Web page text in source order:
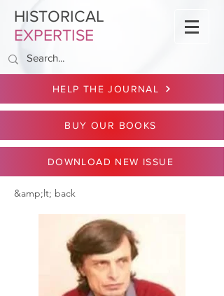
HISTORICAL
EXPERTISE
HELP THE JOURNAL
BUY OUR BOOKS
DOWNLOAD NEW ISSUE
&amp;lt; back